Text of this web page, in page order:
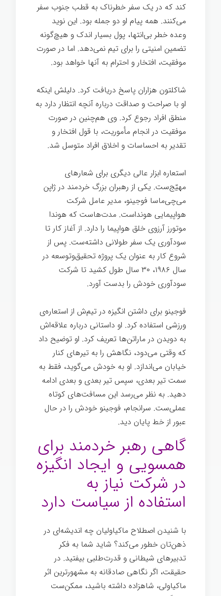
کند که در یک سفر خطرناک به قطب جنوب سفر
می‌کنند. همه پیام او دو جمله بود. این نوید
وعده خطر بی‌انتها، پول بسیار اندک و هیچ‌گونه
تضمین امنیتی را برای تیم نمی‌دهد. اما در صورت
موفقیت، افتخار و احترام به آنها خواهد بود.
شاکلتون هزاران پاسخ دریافت کرد. دلیلش اینکه
او با صراحت و صداقت درباره آنچه انتظار دارد به
منطق افراد رجوع کرد. وی هم‌چنین در صورت
موفقیت در انجام مأموریت، با قول افتخار و
تقدیر به احساسات و اخلاق افراد متوسل شد.
استعاره ابزار عالی دیگری برای شعارهای
مهیّج‌ست. یکی از رهبران بزرگ خردمند در ژاپن
می‌چی‌ماسا فوجینو، مدیر عامل شرکت
هواپیمایی هونداست. مدت‌هاست که هوندا
موتورز آرزوی خلق هواپیما را دارد. از آغاز کار تا
سودآوری یک سفر طولانی داشته‌ست. پس از
شروع کار به عنوان یک پروژه تحقیق‌وتوسعه در
سال ۱۹۸۶، ۳۰ سال طول کشید تا شرکت
سودآوری خودش را بدست آورد.
فوجینو برای داشتن انگیزه در تیم‌ش از استعاره‌ی
ورزشی استفاده کرد. او داستانی درباره علاقه‌اش
به دویدن در ماراتن‌ها تعریف کرد. او توضیح داد
که وقتی می‌دود، نگاهش را به تیرهای کنار
خیابان می‌اندازد. او به خودش می‌گوید، فقط به
سمت تیر بعدی، سپس تیر بعدی و بعدی ادامه
دهید. به نظر می‌رسد این مسافت‌های کوتاه
عملی‌ست. سرانجام، فوجینو خودش را در حال
عبور از خط پایان دید.
گاهی رهبر خردمند برای
همسویی و ایجاد انگیزه
در شرکت نیاز به
استفاده از سیاست دارد
با شنیدن اصطلاح ماکیاولیان چه اندیشه‌ای در
ذهن‌تان خطور می‌کند؟ شاید شما به فکر
تدبیرهای شیطانی و قدرت‌طلبی بیفتید. در
حقیقت، اگر نگاهی صادقانه به مشهورترین اثر
ماکیاولی، شاهزاده داشته باشید، ممکن‌ست